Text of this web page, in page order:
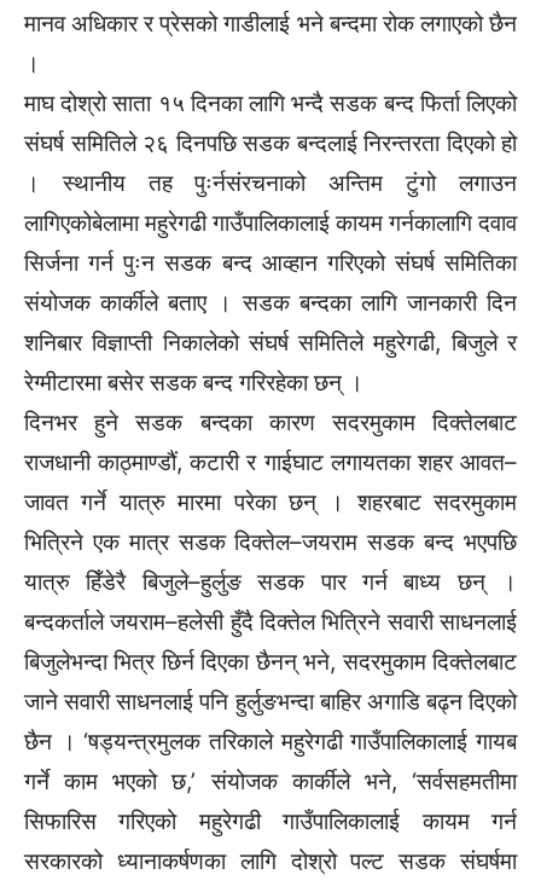
मानव अधिकार र प्रेसको गाडीलाई भने बन्दमा रोक लगाएको छैन
।
माघ दोश्रो साता १५ दिनका लागि भन्दै सडक बन्द फिर्ता लिएको
संघर्ष समितिले २६ दिनपछि सडक बन्दलाई निरन्तरता दिएको हो
। स्थानीय तह पुःर्नसंरचनाको अन्तिम टुंगो लगाउन
लागिएकोबेलामा महुरेगढी गाउँपालिकालाई कायम गर्नकालागि दवाव
सिर्जना गर्न पुःन सडक बन्द आव्हान गरिएको संघर्ष समितिका
संयोजक कार्कीले बताए । सडक बन्दका लागि जानकारी दिन
शनिबार विज्ञाप्ती निकालेको संघर्ष समितिले महुरेगढी, बिजुले र
रेग्मीटारमा बसेर सडक बन्द गरिरहेका छन् ।
दिनभर हुने सडक बन्दका कारण सदरमुकाम दिक्तेलबाट
राजधानी काठ्माण्डौं, कटारी र गाईघाट लगायतका शहर आवत–
जावत गर्ने यात्रु मारमा परेका छन् । शहरबाट सदरमुकाम
भित्रिने एक मात्र सडक दिक्तेल–जयराम सडक बन्द भएपछि
यात्रु हिँडेरै बिजुले–हुर्लुङ सडक पार गर्न बाध्य छन् ।
बन्दकर्ताले जयराम–हलेसी हुँदै दिक्तेल भित्रिने सवारी साधनलाई
बिजुलेभन्दा भित्र छिर्न दिएका छैनन् भने, सदरमुकाम दिक्तेलबाट
जाने सवारी साधनलाई पनि हुर्लुङभन्दा बाहिर अगाडि बढ्न दिएको
छैन । ‘षड्यन्त्रमुलक तरिकाले महुरेगढी गाउँपालिकालाई गायब
गर्ने काम भएको छ,’ संयोजक कार्कीले भने, ‘सर्वसहमतीमा
सिफारिस गरिएको महुरेगढी गाउँपालिकालाई कायम गर्न
सरकारको ध्यानाकर्षणका लागि दोश्रो पल्ट सडक संघर्षमा